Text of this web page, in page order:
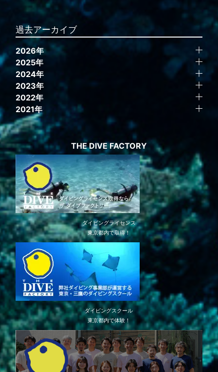
過去アーカイブ
2026年
2025年
2024年
2023年
2022年
2021年
THE DIVE FACTORY
ダイビングライセンス
東京都内で取得！
ダイビングスクール
東京都内で体験！